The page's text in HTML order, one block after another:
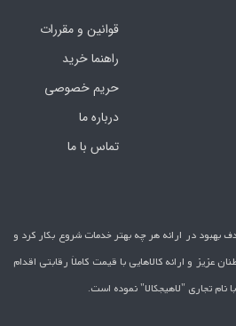
قوانین و مقررات
راهنما خرید
حریم خصوصی
درباره ما
تماس با ما
کانسپت از سال 1395 با هدف بهبود در ارائه هر چه بهتر خدمات شروع بکار کرد و
عزیز و ارائه کالاهایی با قیمت کاملاَ رقابتی اقدام
تجاری "لاهیج­کالا" نموده است.